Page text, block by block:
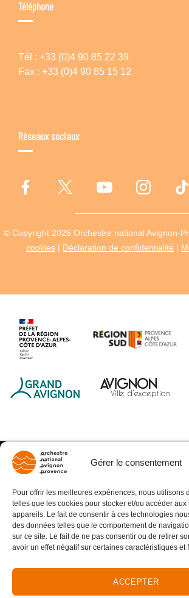
Gérer le consentement
Pour offrir les meilleures expériences, nous utilisons
telles que les cookies pour stocker et/ou accéder
appareils. Le fait de consentir à ces technologies
des données telles que le comportement de
sur ce site. Le fait de ne pas consentir ou de retirer
avoir un effet négatif sur certaines caractéristiques et
ACCEPTER
Téléphone
Tél : +33 (0)4 90 85 22 39
Fax : +33 (0)4 90 85 15 12
Réseaux sociaux
© Copyright 2026 Orchestre national Avignon-
cookies | Déclaration de confidentialité |